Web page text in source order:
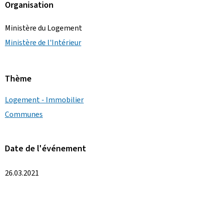
Organisation
Ministère du Logement
Ministère de l'Intérieur
Thème
Logement - Immobilier
Communes
Date de l'événement
26.03.2021